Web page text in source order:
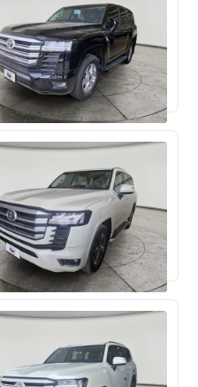
مستعملة 6,877 كم ممشى قليل
مستعملة 59,124 كم